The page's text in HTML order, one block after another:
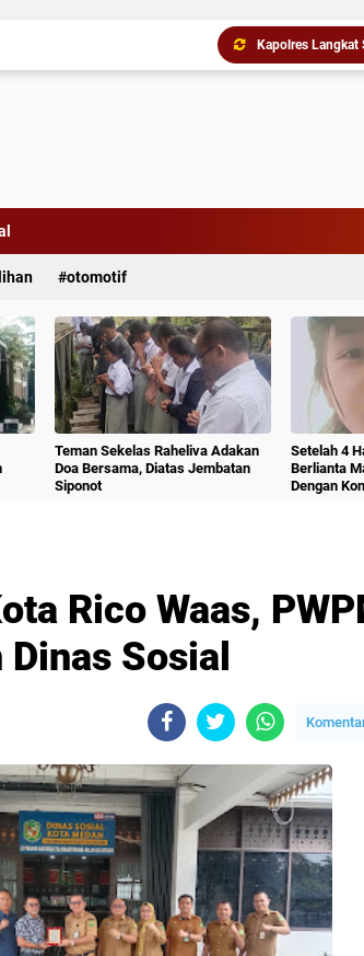
otomotif
Teman Sekelas Raheliva Adakan
Doa Bersama, Diatas Jembatan
Siponot
Setelah 4
Berlianta
Dengan
Rico Waas,
Sosial